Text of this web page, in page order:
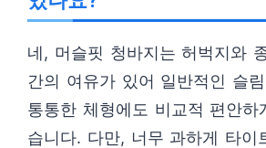
네, 머슬핏 청바지는 허벅지와
간의 여유가 있어 일반적인 슬
통통한 체형에도 비교적 편안하
습니다. 다만, 너무 과하게 타이